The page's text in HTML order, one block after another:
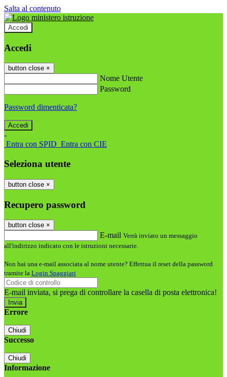
Salta al contenuto
Accedi
Accedi
button close ×
Nome Utente
Password
Password dimenticata?
-
Entra con SPID Entra con CIE
Seleziona utente
button close ×
Recupero password
button close ×
E-mail Verrà inviato un messaggio
all'indirizzo indicato con le istruzioni necessarie.
Non hai una e-mail associata al nome utente? Effettua il reset della password
tramite la Login Spaggiari
E-mail inviata, si prega di controllare la casella di posta elettronica!
Errore
Chiudi
Successo
Chiudi
Informazione